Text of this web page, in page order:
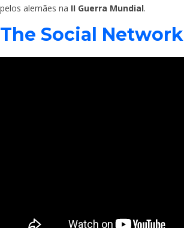
pelos alemães na II Guerra Mundial.
The Social Network